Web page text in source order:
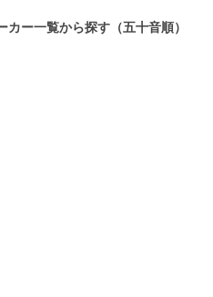
カー一覧から探す（五十音順）